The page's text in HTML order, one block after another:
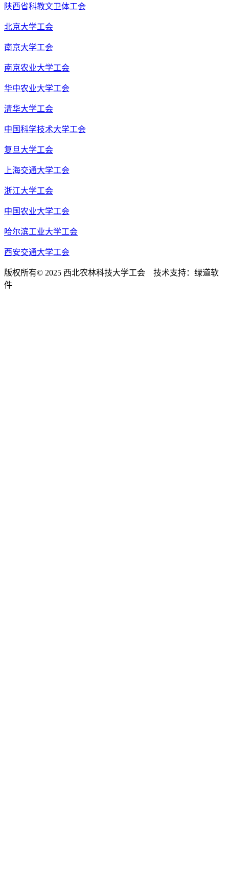
陕西省科教文卫体工会
北京大学工会
南京大学工会
南京农业大学工会
华中农业大学工会
清华大学工会
中国科学技术大学工会
复旦大学工会
上海交通大学工会
浙江大学工会
中国农业大学工会
哈尔滨工业大学工会
西安交通大学工会
版权所有© 2025 西北农林科技大学工会 技术支持：绿道软
件